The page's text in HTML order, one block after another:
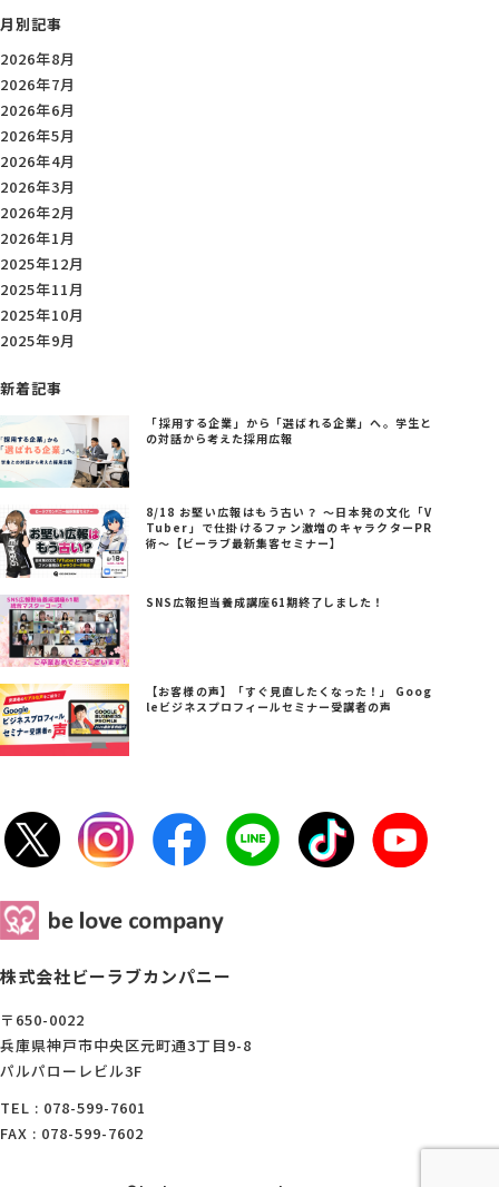
月別記事
2026年8月
2026年7月
2026年6月
2026年5月
2026年4月
2026年3月
2026年2月
2026年1月
2025年12月
2025年11月
2025年10月
2025年9月
新着記事
「採用する企業」から「選ばれる企業」へ。学生と
の対話から考えた採用広報
8/18 お堅い広報はもう古い？ ～日本発の文化「V
Tuber」で仕掛けるファン激増のキャラクターPR
術～【ビーラブ最新集客セミナー】
SNS広報担当養成講座61期終了しました！
【お客様の声】「すぐ見直したくなった！」 Goog
leビジネスプロフィールセミナー受講者の声
株式会社ビーラブカンパニー
〒650-0022
兵庫県神戸市中央区元町通3丁目9-8
パルパローレビル3F
TEL : 078-599-7601
FAX : 078-599-7602